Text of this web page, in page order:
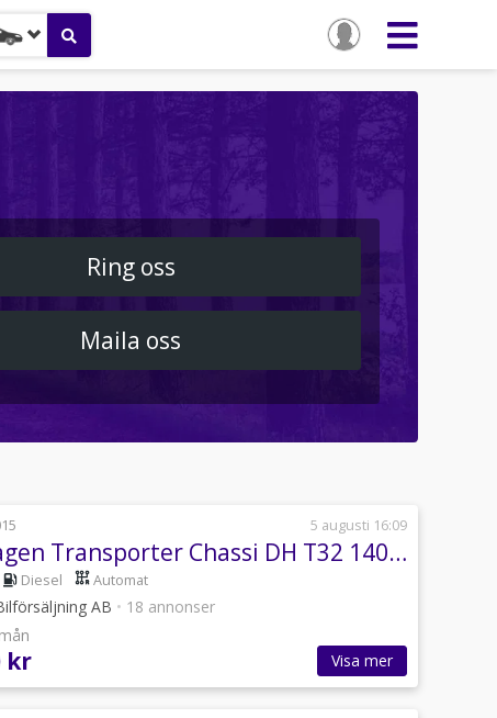
Ring oss
Maila oss
5 augusti 16:09
Volkswagen Transporter Chassi DH T32 140Hk Automat
Diesel Automat
AB • 18 annonser
kr Visa mer